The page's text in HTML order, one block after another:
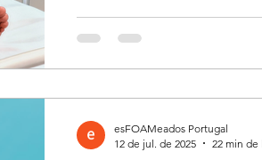
esFOAMeados Portugal
12 de jul. de 2025
22 min de